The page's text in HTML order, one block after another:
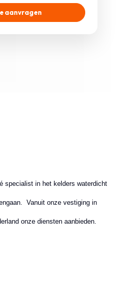
specialist in het kelders waterdicht
Vanuit onze vestiging in
onze diensten aanbieden.